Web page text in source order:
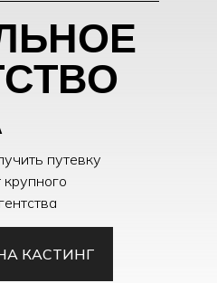
путевку
КАСТИНГ